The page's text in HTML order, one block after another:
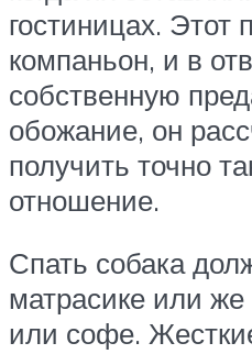
гостиницах. Этот
компаньон, и в
собственную
обожание, он
получить точно
отношение.
Спать собака
матрасике или
или софе.